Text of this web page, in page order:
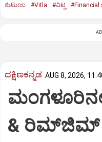
ಕುಟುಂಬ
#Vitla #ವಿಟ್ಲ #Financial
ದಕ್ಷಿಣಕನ್ನಡ AUG 8, 2026,
& ರಿಮ್‌ಜಿಮ್